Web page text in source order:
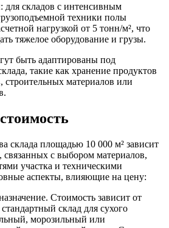
для складов с интенсивным
техники полы
нагрузкой от 5 тонн/м², что
тяжелое оборудование и грузы.
быть адаптированы под
такие как хранение продуктов
строительных материалов или
склада площадью 10 000 м² зависит
связанных с выбором материалов,
участка и техническими
аспекты, влияющие на цену:
Стоимость зависит от
склад для сухого
морозильный или